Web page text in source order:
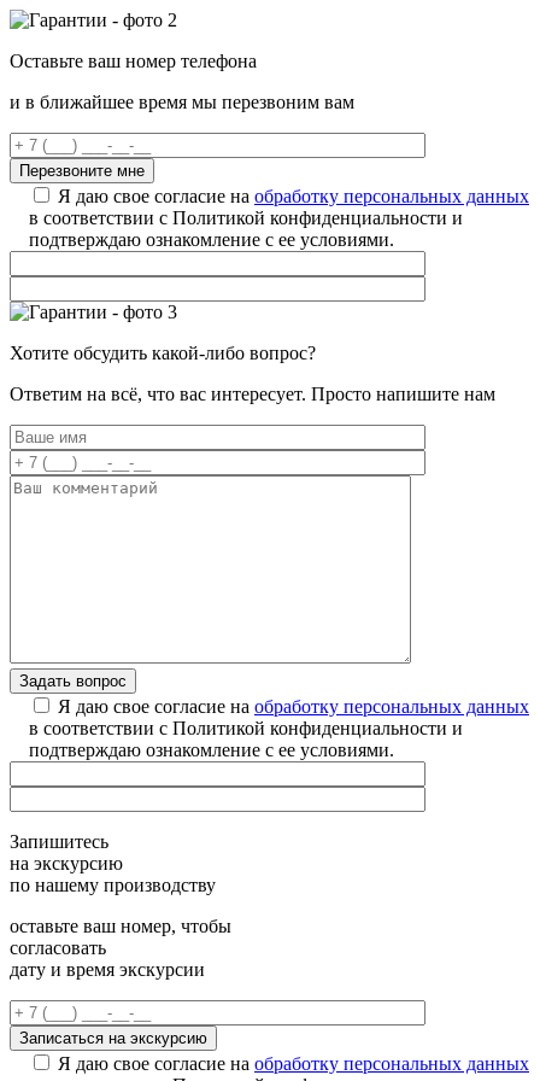
Оставьте ваш номер телефона
и в ближайшее время мы перезвоним вам
Я даю свое согласие на обработку персональных данных
в соответствии с Политикой конфиденциальности и
подтверждаю ознакомление с ее условиями.
Хотите обсудить какой-либо вопрос?
Ответим на всё, что вас интересует. Просто напишите нам
Я даю свое согласие на обработку персональных данных
в соответствии с Политикой конфиденциальности и
подтверждаю ознакомление с ее условиями.
Запишитесь
на экскурсию
по нашему производству
оставьте ваш номер, чтобы
согласовать
дату и время экскурсии
Я даю свое согласие на обработку персональных данных